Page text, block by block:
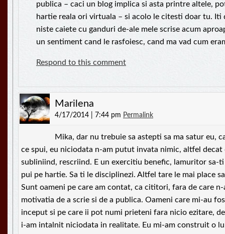
publica – caci un blog implica si asta printre altele,
hartie reala ori virtuala – si acolo le citesti doar tu. Iti
niste caiete cu ganduri de-ale mele scrise acum
un sentiment cand le rasfoiesc, cand ma vad cum
Respond to this comment
Marilena
4/17/2014 | 7:44 pm Permalink
Mika, dar nu trebuie sa astepti sa ma satur eu,
ce spui, eu niciodata n-am putut invata nimic, altfel decat
subliniind, rescriind. E un exercitiu benefic, lamuritor sa-
pui pe hartie. Sa ti le disciplinezi. Altfel tare le mai place
Sunt oameni pe care am contat, ca cititori, fara de care
motivatia de a scrie si de a publica. Oameni care mi-au
inceput si pe care ii pot numi prieteni fara nicio ezitare,
i-am intalnit niciodata in realitate. Eu mi-am construit o